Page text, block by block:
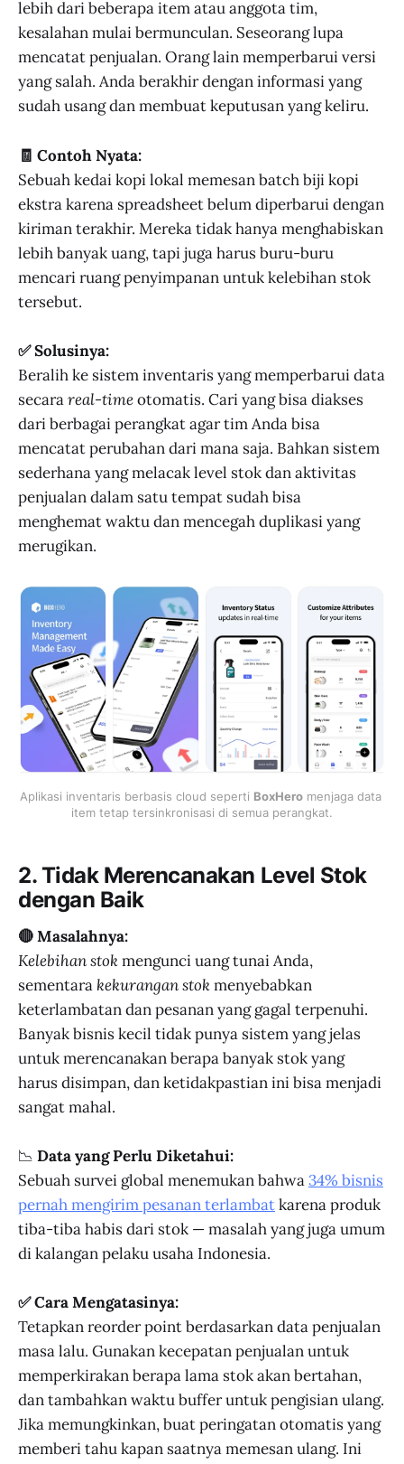
lebih dari beberapa item atau anggota tim,
kesalahan mulai bermunculan. Seseorang lupa
mencatat penjualan. Orang lain memperbarui versi
yang salah. Anda berakhir dengan informasi yang
sudah usang dan membuat keputusan yang keliru.
🧾 Contoh Nyata:
Sebuah kedai kopi lokal memesan batch biji kopi
ekstra karena spreadsheet belum diperbarui dengan
kiriman terakhir. Mereka tidak hanya menghabiskan
lebih banyak uang, tapi juga harus buru-buru
mencari ruang penyimpanan untuk kelebihan stok
tersebut.
✅ Solusinya:
Beralih ke sistem inventaris yang memperbarui data
secarareal-timeotomatis. Cari yang bisa diakses
dari berbagai perangkat agar tim Anda bisa
mencatat perubahan dari mana saja. Bahkan sistem
sederhana yang melacak level stok dan aktivitas
penjualan dalam satu tempat sudah bisa
menghemat waktu dan mencegah duplikasi yang
merugikan.
Aplikasi inventaris berbasis cloud seperti BoxHero menjaga data
item tetap tersinkronisasi di semua perangkat.
2. Tidak Merencanakan Level Stok
dengan Baik
🔴 Masalahnya:
Kelebihan stokmengunci uang tunai Anda,
sementara kekurangan stokmenyebabkan
keterlambatan dan pesanan yang gagal terpenuhi.
Banyak bisnis kecil tidak punya sistem yang jelas
untuk merencanakan berapa banyak stok yang
harus disimpan, dan ketidakpastian ini bisa menjadi
sangat mahal.
📉 Data yang Perlu Diketahui:
Sebuah survei global menemukan bahwa 34% bisnis
pernah mengirim pesanan terlambatkarena produk
tiba-tiba habis dari stok — masalah yang juga umum
di kalangan pelaku usaha Indonesia.
✅ Cara Mengatasinya:
Tetapkan reorder point berdasarkan data penjualan
masa lalu. Gunakan kecepatan penjualan untuk
memperkirakan berapa lama stok akan bertahan,
dan tambahkan waktu buffer untuk pengisian ulang.
Jika memungkinkan, buat peringatan otomatis yang
memberi tahu kapan saatnya memesan ulang. Ini